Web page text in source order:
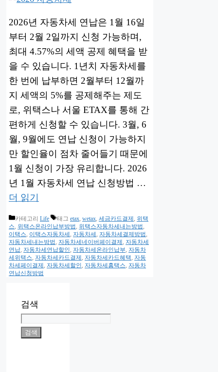
2026년 자동차세 연납은 1월 16일
부터 2월 2일까지 신청 가능하며,
최대 4.57%의 세액 공제 혜택을 받
을 수 있습니다. 1년치 자동차세를
한 번에 납부하면 2월부터 12월까
지 세액의 5%를 공제해주는 제도
로, 위택스나 서울 ETAX를 통해 간
편하게 신청할 수 있습니다. 3월, 6
월, 9월에도 연납 신청이 가능하지
만 할인율이 점차 줄어들기 때문에
1월 신청이 가장 유리합니다. 2026
년 1월 자동차세 연납 신청방법 …
더 읽기
카테고리 Life 태그 etax, wetax, 세금카드결제 , 위택
스, 위택스온라인납부방법, 위택스자동차세내는방법,
이택스, 이택스자동차세 , 자동차세 , 자동차세결제방법,
자동차세내는방법, 자동차세네이버페이결제 , 자동차세
연납, 자동차세연납할인, 자동차세온라인납부, 자동차
세위택스, 자동차세카드결제 , 자동차세카드혜택, 자동
차세페이결제 , 자동차세할인, 자동차세홈택스, 자동차
연납신청방법
검색
검색